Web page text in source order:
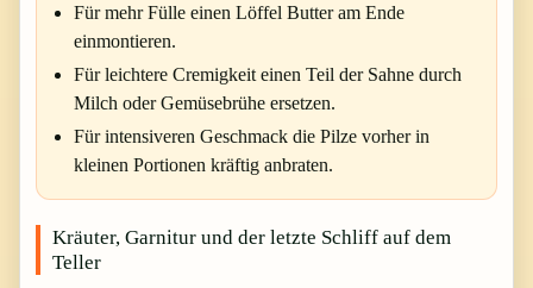
Für mehr Fülle einen Löffel Butter am Ende
einmontieren.
Für leichtere Cremigkeit einen Teil der Sahne durch
Milch oder Gemüsebrühe ersetzen.
Für intensiveren Geschmack die Pilze vorher in
kleinen Portionen kräftig anbraten.
Kräuter, Garnitur und der letzte Schliff auf dem
Teller